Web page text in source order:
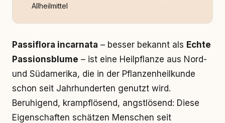
Allheilmittel
Passiflora incarnata – besser bekannt als Echte
Passionsblume – ist eine Heilpflanze aus Nord-
und Südamerika, die in der Pflanzenheilkunde
schon seit Jahrhunderten genutzt wird.
Beruhigend, krampflösend, angstlösend: Diese
Eigenschaften schätzen Menschen seit